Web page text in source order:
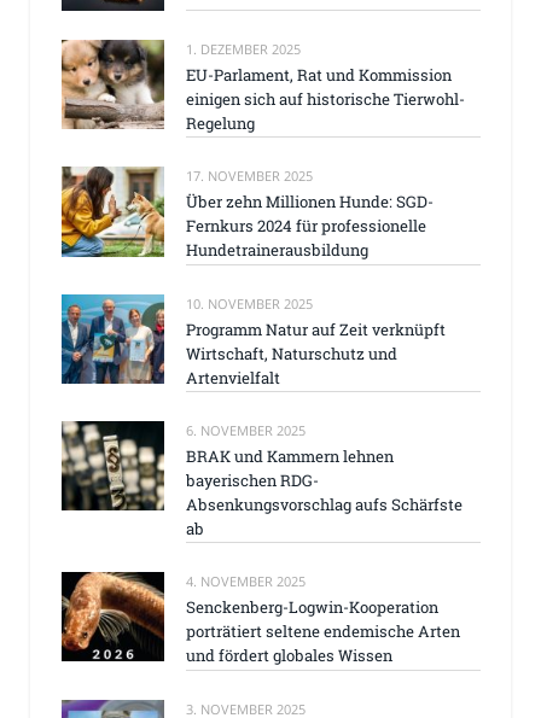
1. DEZEMBER 2025
EU-Parlament, Rat und Kommission
einigen sich auf historische Tierwohl-
Regelung
17. NOVEMBER 2025
Über zehn Millionen Hunde: SGD-
Fernkurs 2024 für professionelle
Hundetrainerausbildung
10. NOVEMBER 2025
Programm Natur auf Zeit verknüpft
Wirtschaft, Naturschutz und
Artenvielfalt
6. NOVEMBER 2025
BRAK und Kammern lehnen
bayerischen RDG-
Absenkungsvorschlag aufs Schärfste
ab
4. NOVEMBER 2025
Senckenberg-Logwin-Kooperation
porträtiert seltene endemische Arten
und fördert globales Wissen
3. NOVEMBER 2025